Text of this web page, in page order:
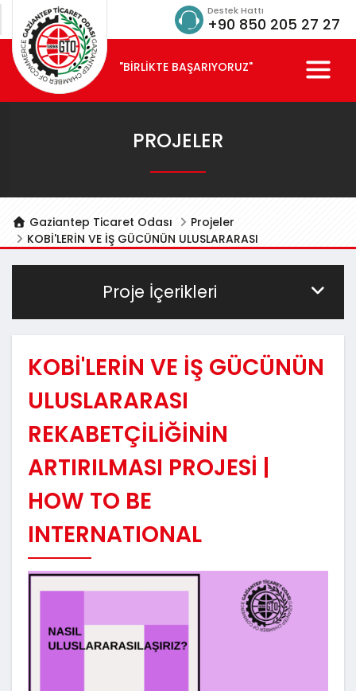
Destek Hattı
+90 850 205 27 27
"BİRLİKTE BAŞARIYORUZ"
PROJELER
Gaziantep Ticaret Odası
Projeler
KOBİ'LERİN VE İŞ GÜCÜNÜN ULUSLARARASI
Proje İçerikleri
KOBİ'LERİN VE İŞ GÜCÜNÜN
ULUSLARARASI
REKABETÇİLİĞİNİN
ARTIRILMASI PROJESİ |
HOW TO BE
INTERNATIONAL